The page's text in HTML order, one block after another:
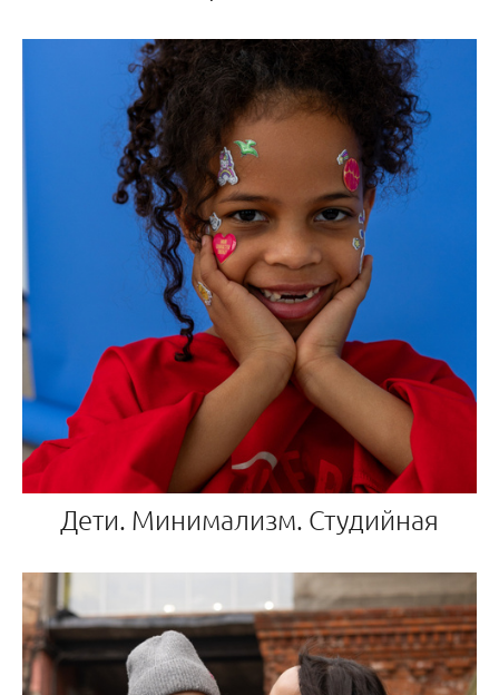
Дети. Минимализм. Студийная